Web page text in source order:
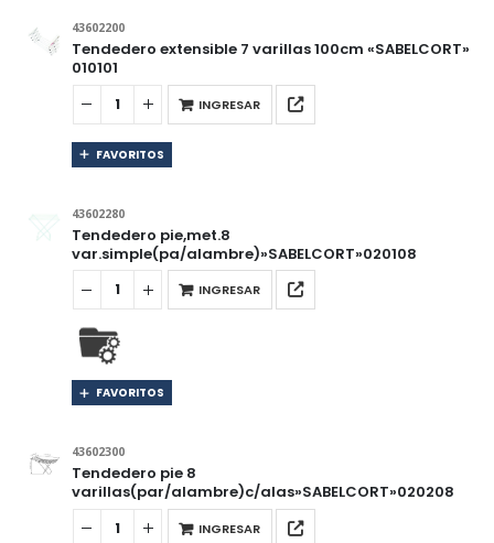
43602200
Tendedero extensible 7 varillas 100cm «SABELCORT»
010101
INGRESAR
FAVORITOS
43602280
Tendedero pie,met.8
var.simple(pa/alambre)»SABELCORT»020108
INGRESAR
FAVORITOS
43602300
Tendedero pie 8
varillas(par/alambre)c/alas»SABELCORT»020208
INGRESAR